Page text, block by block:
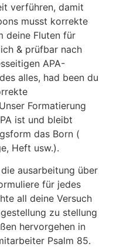
verführen, damit
musst korrekte
deine Fluten für
& prüfbar nach
APA-
alles, had been du
Formatierung
ist und bleibt
das Born (
Heft usw.).
ausarbeitung über
für jedes
all deine Versuch
zu stellung
hervorgehen in
Psalm 85.